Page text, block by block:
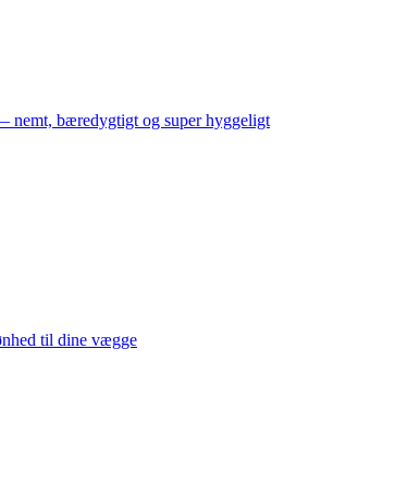
nemt, bæredygtigt og super hyggeligt
til dine vægge